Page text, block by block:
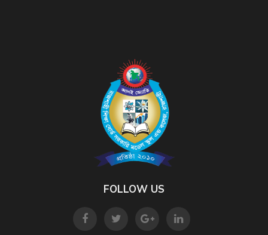
FOLLOW US